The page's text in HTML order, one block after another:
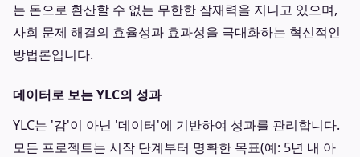
는 돈으로 환산할 수 없는 무한한 잠재력을 지니고 있으며,
사회 문제 해결의 효율성과 효과성을 극대화하는 혁신적인
방법론입니다.
데이터로 보는 YLC의 성과
YLC는 '감'이 아닌 '데이터'에 기반하여 성과를 관리합니다.
모든 프로젝트는 시작 단계부터 명확한 목표(예: 5년 내 아